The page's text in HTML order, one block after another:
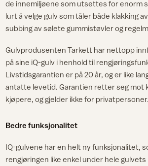
de innemiljøene som utsettes for enorm
lurt å velge gulv som tåler både klakking
subbing av sølete gummistøvler og
Gulvprodusenten Tarkett har nettopp
på sine iQ-gulv i henhold til
Livstidsgarantien er på 20 år, og er like
antatte levetid. Garantien retter seg mot
kjøpere, og gjelder ikke for privatpersoner.
Bedre funksjonalitet
IQ-gulvene har en helt ny funksjonalitet,
rengjøringen like enkel under hele